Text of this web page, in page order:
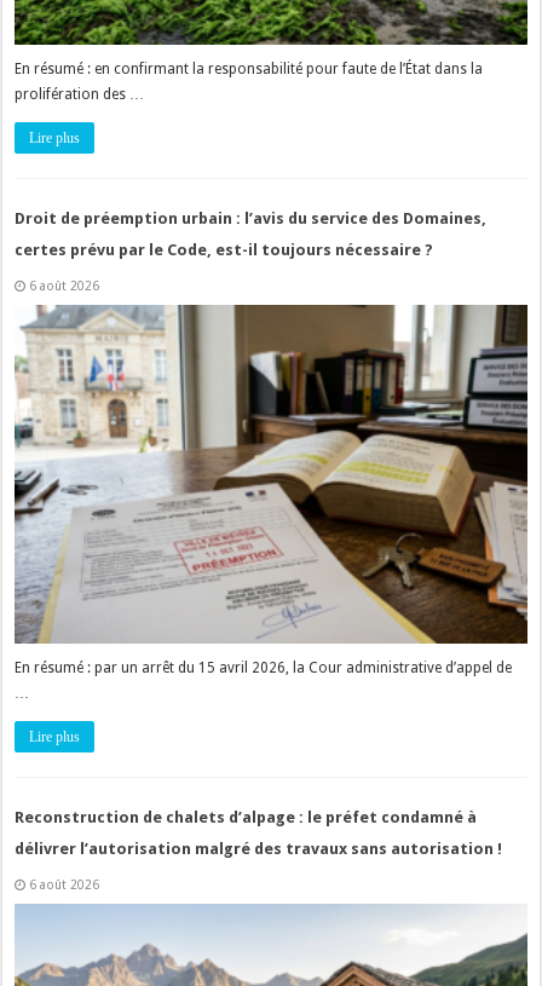
En résumé : en confirmant la responsabilité pour faute de l’État dans la
prolifération des …
Lire plus
Droit de préemption urbain : l’avis du service des Domaines,
certes prévu par le Code, est-il toujours nécessaire ?
6 août 2026
En résumé : par un arrêt du 15 avril 2026, la Cour administrative d’appel de
…
Lire plus
Reconstruction de chalets d’alpage : le préfet condamné à
délivrer l’autorisation malgré des travaux sans autorisation !
6 août 2026